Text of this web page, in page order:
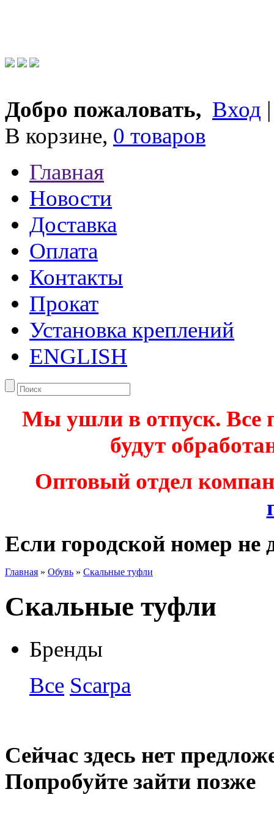
Добро пожаловать, Вход
В корзине, 0 товаров
Главная
Новости
Доставка
Оплата
Контакты
Прокат
Установка креплений
ENGLISH
Мы ушли в отпуск. Все
будут
Оптовый отдел
Если городской номер не
Главная » Обувь » Скальные туфли
Скальные туфли
Бренды
Все Scarpa
Сейчас здесь нет
Попробуйте зайти позже